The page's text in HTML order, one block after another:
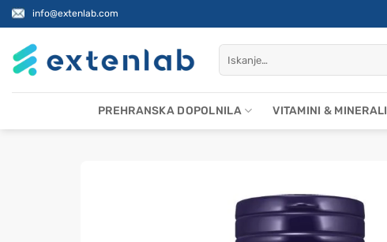
Skoči
na
vsebino
info@extenlab.com
PREHRANSKA DOPOLNILA VITAMINI & MINERALI